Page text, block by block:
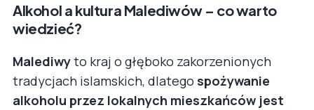
Alkohol a kultura Malediwów – co warto
wiedzieć?
Malediwyto kraj o głęboko zakorzenionych
tradycjach islamskich, dlatego spożywanie
alkoholu przez lokalnych mieszkańców jest